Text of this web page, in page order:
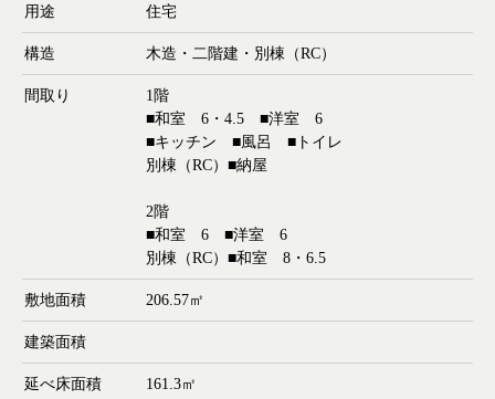
用途 住宅
構造 木造・二階建・別棟（RC）
間取り
1階
■和室 6・4.5 ■洋室 6
■キッチン ■風呂 ■トイレ
別棟（RC）■納屋
2階
■和室 6 ■洋室 6
別棟（RC）■和室 8・6.5
敷地面積 206.57㎡
建築面積
延べ床面積 161.3㎡